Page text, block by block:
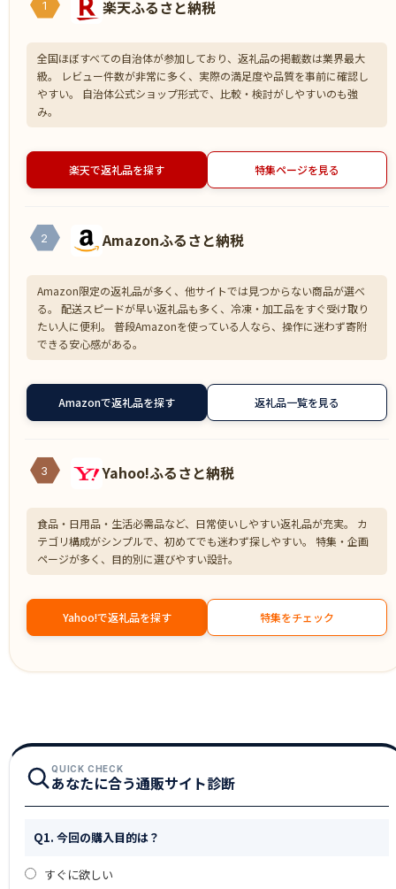
1 楽天ふるさと納税
全国ほぼすべての自治体が参加しており、返礼品の掲載数は業界最大
級。 レビュー件数が非常に多く、実際の満足度や品質を事前に確認し
やすい。 自治体公式ショップ形式で、比較・検討がしやすいのも強
み。
楽天で返礼品を探す 特集ページを見る
2 Amazonふるさと納税
Amazon限定の返礼品が多く、他サイトでは見つからない商品が選べ
る。 配送スピードが早い返礼品も多く、冷凍・加工品をすぐ受け取り
たい人に便利。 普段Amazonを使っている人なら、操作に迷わず寄附
できる安心感がある。
Amazonで返礼品を探す 返礼品一覧を見る
3 Yahoo!ふるさと納税
食品・日用品・生活必需品など、日常使いしやすい返礼品が充実。 カ
テゴリ構成がシンプルで、初めてでも迷わず探しやすい。 特集・企画
ページが多く、目的別に選びやすい設計。
Yahoo!で返礼品を探す 特集をチェック
QUICK CHECK
あなたに合う通販サイト診断
Q1. 今回の購入目的は？
すぐに欲しい